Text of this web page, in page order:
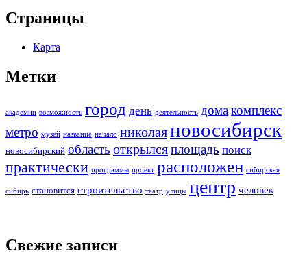
Страницы
Карта
Метки
академии возможность город день деятельность домакомплекс
метро музей название начало николаяновосибирск
новосибирский область открылсяплощадь поиск
практически программы проект расположен сибирская
сибирь становится строительство театр улицы центр человек
Свежие записи